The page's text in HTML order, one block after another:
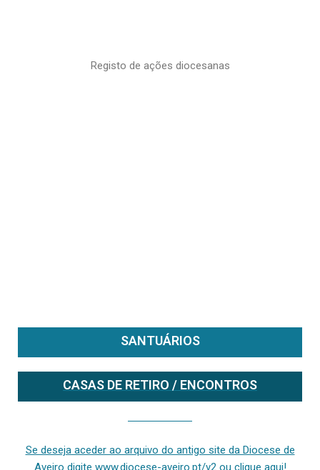
Registo de ações diocesanas
SANTUÁRIOS
CASAS DE RETIRO / ENCONTROS
Se deseja aceder ao arquivo do antigo site da Diocese de
Aveiro digite www.diocese-aveiro.pt/v2 ou clique aqui!